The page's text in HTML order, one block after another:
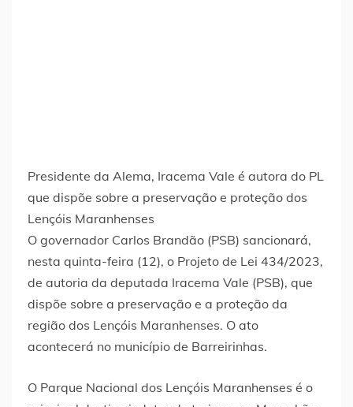
Presidente da Alema, Iracema Vale é autora do PL
que dispõe sobre a preservação e proteção dos
Lençóis Maranhenses
O governador Carlos Brandão (PSB) sancionará,
nesta quinta-feira (12), o Projeto de Lei 434/2023,
de autoria da deputada Iracema Vale (PSB), que
dispõe sobre a preservação e a proteção da
região dos Lençóis Maranhenses. O ato
acontecerá no município de Barreirinhas.
O Parque Nacional dos Lençóis Maranhenses é o